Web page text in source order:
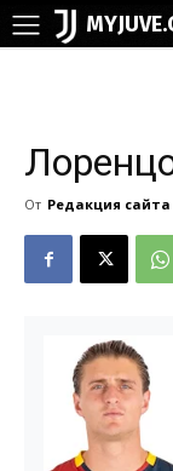
От Редакция сайта